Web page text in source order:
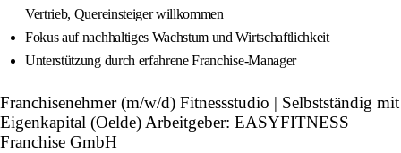
Vertrieb, Quereinsteiger willkommen
Fokus auf nachhaltiges Wachstum und Wirtschaftlichkeit
Unterstützung durch erfahrene Franchise-Manager
Franchisenehmer (m/w/d) Fitnessstudio | Selbstständig mit
Eigenkapital (Oelde) Arbeitgeber: EASYFITNESS
Franchise GmbH